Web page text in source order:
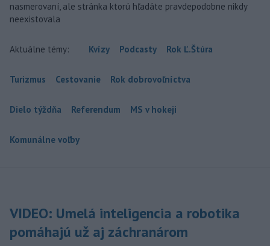
nasmerovaní, ale stránka ktorú hľadáte pravdepodobne nikdy
neexistovala
Aktuálne témy: Kvízy Podcasty Rok Ľ.Štúra
Turizmus Cestovanie Rok dobrovoľníctva
Dielo týždňa Referendum MS v hokeji
Komunálne voľby
VIDEO: Umelá inteligencia a robotika
pomáhajú už aj záchranárom